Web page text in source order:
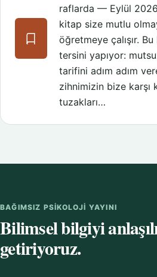
raflarda — Eylül
kitap size mutlu
öğretmeye çalışır.
tersini yapıyor:
tarifini adım adım
zihnimizin bize karşı
tuzakları…
BAĞIMSIZ PSIKOLOJI YAYINI
Bilimsel bilgiyi
getiriyoruz.